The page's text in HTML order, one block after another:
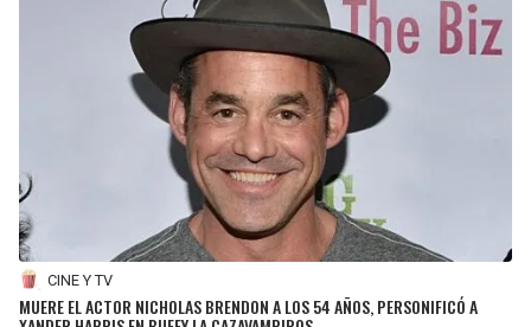
CINE Y TV
MUERE EL ACTOR NICHOLAS BRENDON A LOS 54 AÑOS, PERSONIFICÓ A